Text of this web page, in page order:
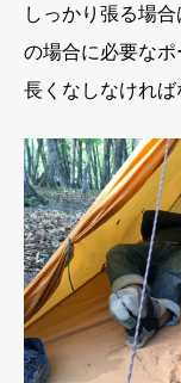
しっかり張る場
の場合に必要な
長くなしなければ